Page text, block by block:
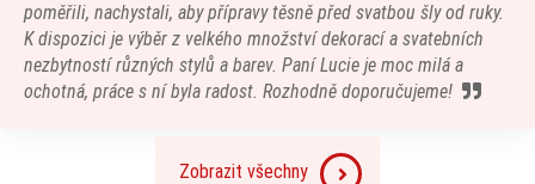
poměřili, nachystali, aby přípravy těsně před svatbou šly od ruky.
K dispozici je výběr z velkého množství dekorací a svatebních
nezbytností různých stylů a barev. Paní Lucie je moc milá a
ochotná, práce s ní byla radost. Rozhodně doporučujeme!
Zobrazit všechny